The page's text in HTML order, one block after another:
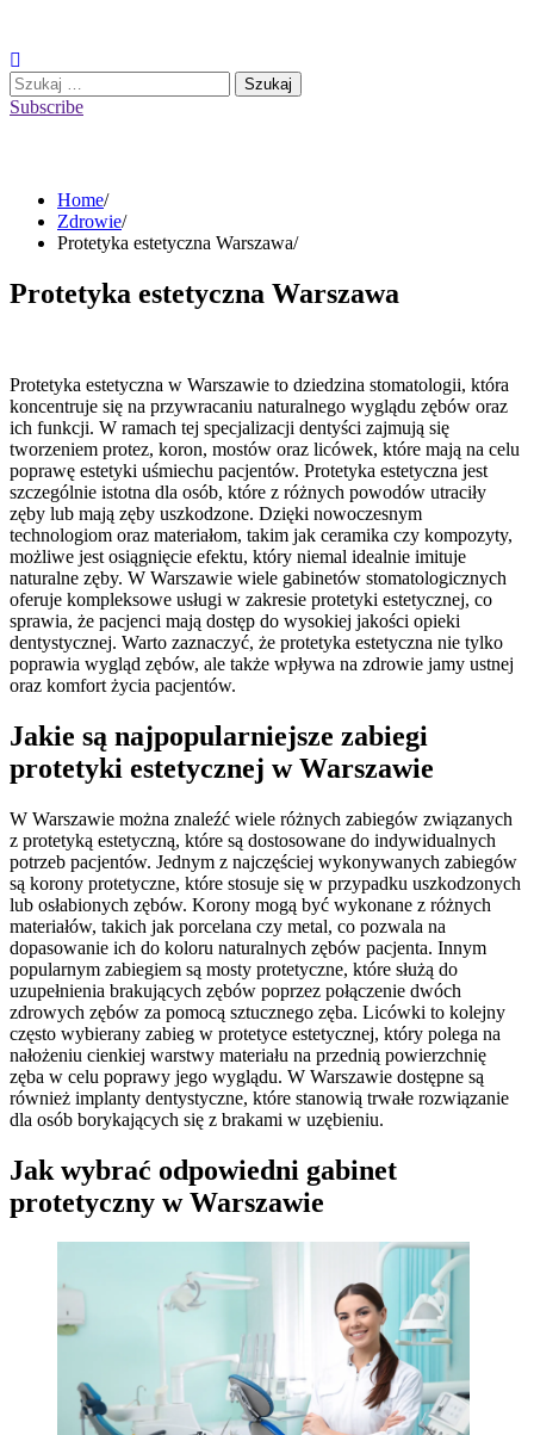
content
Szukaj:
Subscribe
Home
Zdrowie
Protetyka estetyczna Warszawa
Protetyka estetyczna Warszawa
Protetyka estetyczna w Warszawie to dziedzina stomatologii, która
koncentruje się na przywracaniu naturalnego wyglądu zębów oraz
ich funkcji. W ramach tej specjalizacji dentyści zajmują się
tworzeniem protez, koron, mostów oraz licówek, które mają na celu
poprawę estetyki uśmiechu pacjentów. Protetyka estetyczna jest
szczególnie istotna dla osób, które z różnych powodów utraciły
zęby lub mają zęby uszkodzone. Dzięki nowoczesnym
technologiom oraz materiałom, takim jak ceramika czy kompozyty,
możliwe jest osiągnięcie efektu, który niemal idealnie imituje
naturalne zęby. W Warszawie wiele gabinetów stomatologicznych
oferuje kompleksowe usługi w zakresie protetyki estetycznej, co
sprawia, że pacjenci mają dostęp do wysokiej jakości opieki
dentystycznej. Warto zaznaczyć, że protetyka estetyczna nie tylko
poprawia wygląd zębów, ale także wpływa na zdrowie jamy ustnej
oraz komfort życia pacjentów.
Jakie są najpopularniejsze zabiegi
protetyki estetycznej w Warszawie
W Warszawie można znaleźć wiele różnych zabiegów związanych
z protetyką estetyczną, które są dostosowane do indywidualnych
potrzeb pacjentów. Jednym z najczęściej wykonywanych zabiegów
są korony protetyczne, które stosuje się w przypadku uszkodzonych
lub osłabionych zębów. Korony mogą być wykonane z różnych
materiałów, takich jak porcelana czy metal, co pozwala na
dopasowanie ich do koloru naturalnych zębów pacjenta. Innym
popularnym zabiegiem są mosty protetyczne, które służą do
uzupełnienia brakujących zębów poprzez połączenie dwóch
zdrowych zębów za pomocą sztucznego zęba. Licówki to kolejny
często wybierany zabieg w protetyce estetycznej, który polega na
nałożeniu cienkiej warstwy materiału na przednią powierzchnię
zęba w celu poprawy jego wyglądu. W Warszawie dostępne są
również implanty dentystyczne, które stanowią trwałe rozwiązanie
dla osób borykających się z brakami w uzębieniu.
Jak wybrać odpowiedni gabinet
protetyczny w Warszawie